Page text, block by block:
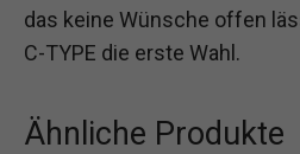
das keine Wünsche offen
C-TYPE die erste Wahl.
Ähnliche Produkte